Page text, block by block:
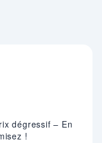
dégressif – En
!